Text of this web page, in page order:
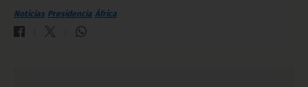
Noticias Presidencia África